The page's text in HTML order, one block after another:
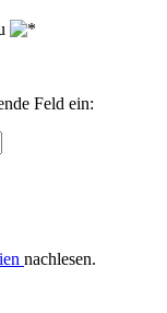
Feld ein:
nachlesen.